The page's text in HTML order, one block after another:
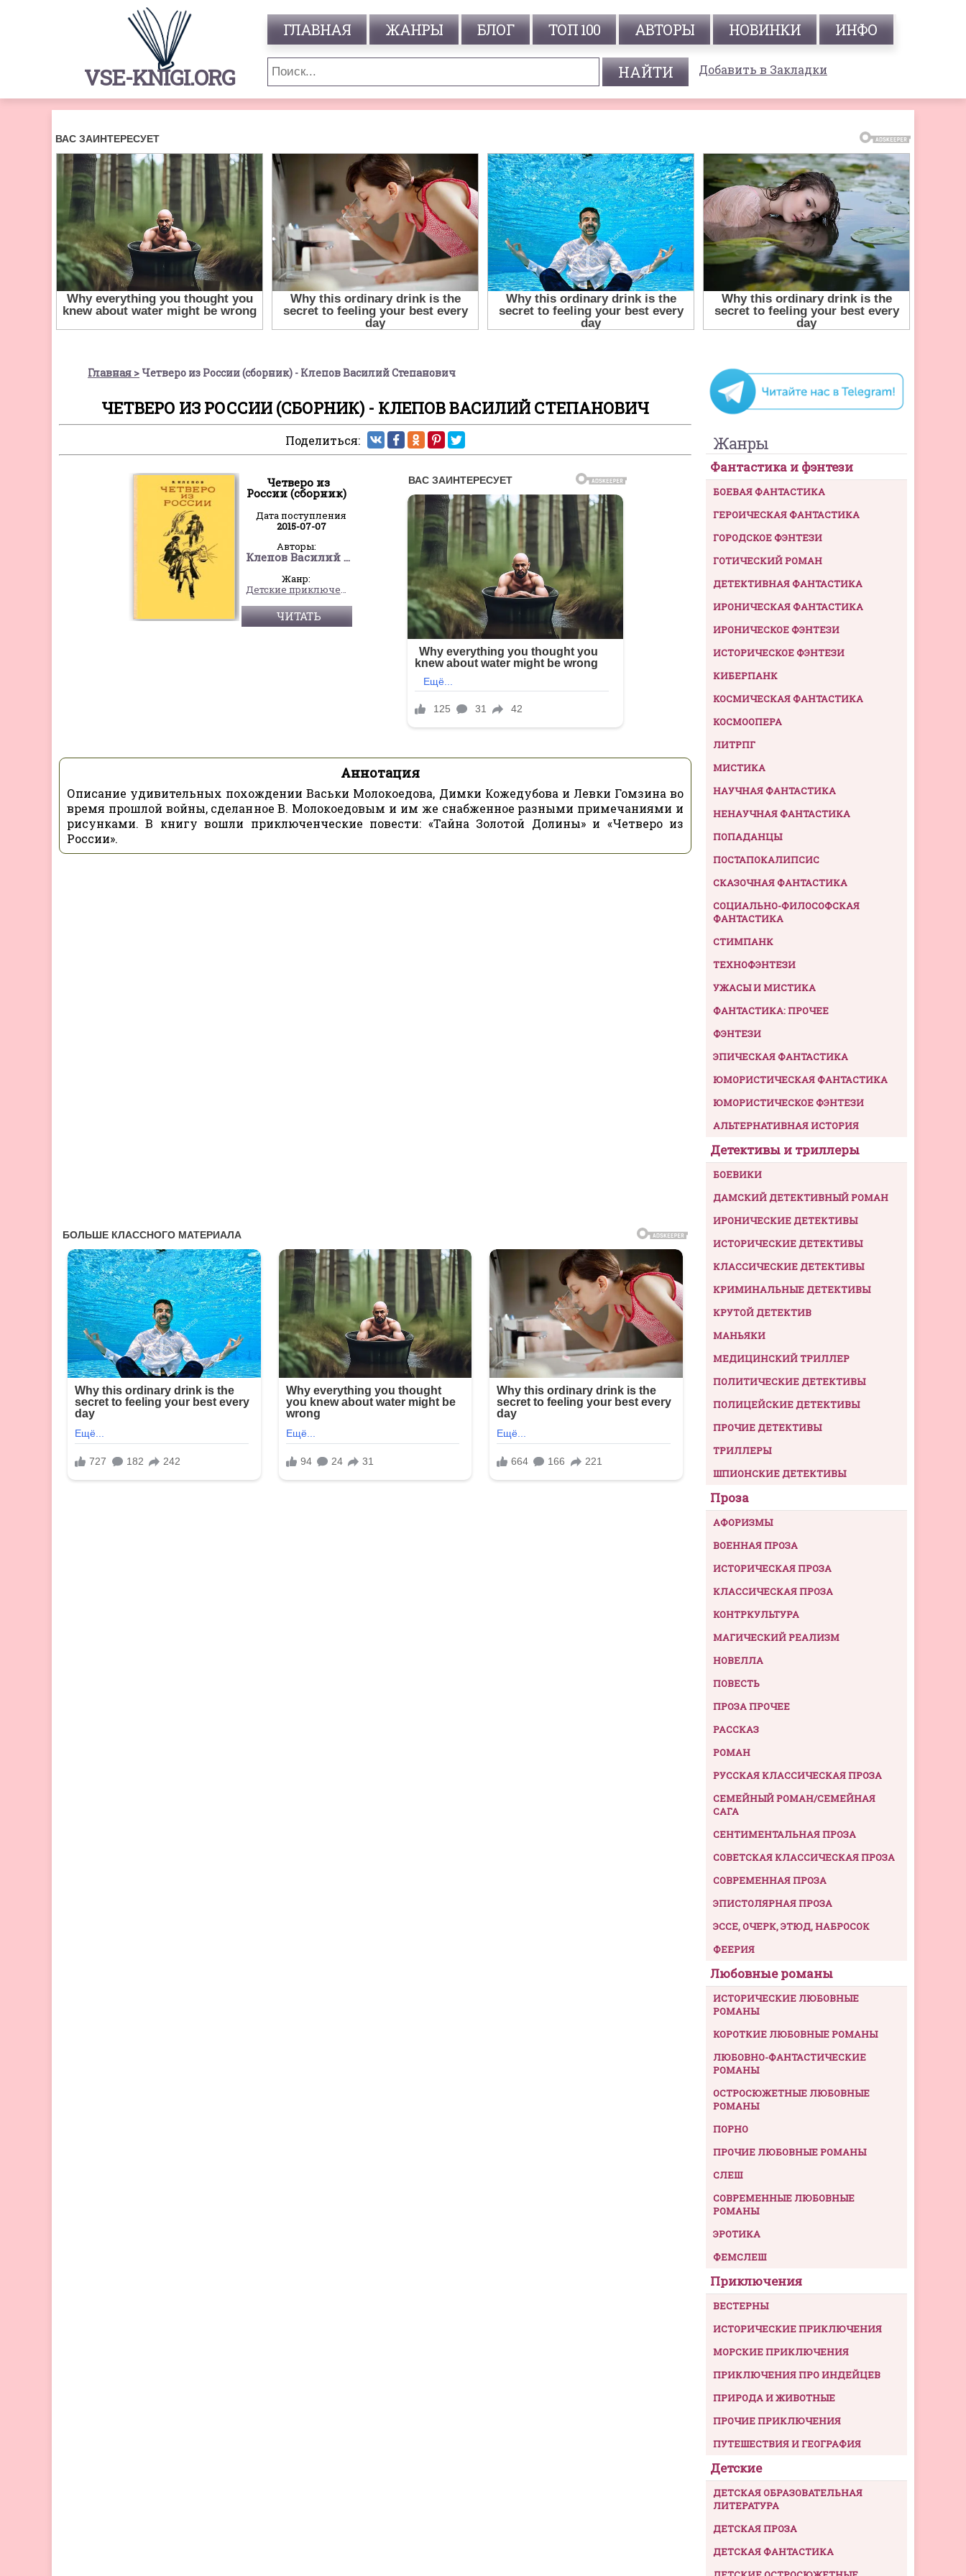
VSE-KNIGI.ORG
ГЛАВНАЯ ЖАНРЫ БЛОГ ТОП 100 АВТОРЫ НОВИНКИ ИНФО
Добавить в Закладки
Главная Четверо из России (сборник) - Клепов Василий Степанович
ЧЕТВЕРО ИЗ РОССИИ (СБОРНИК) - КЛЕПОВ ВАСИЛИЙ СТЕПАНОВИЧ
Поделиться:
Четверо из
России (сборник)
Дата поступления
2015-07-07
Авторы:
Клепов Василий Степанович
Жанр:
Детские приключения
ЧИТАТЬ
Аннотация
Описание удивительных похождении Васьки Молокоедова, Димки Кожедубова и Левки Гомзина во
время прошлой войны, сделанное В. Молокоедовым и им же снабженное разными примечаниями и
рисунками. В книгу вошли приключенческие повести: «Тайна Золотой Долины» и «Четверо из
России».
Жанры
Фантастика и фэнтези
БОЕВАЯ ФАНТАСТИКА
ГЕРОИЧЕСКАЯ ФАНТАСТИКА
ГОРОДСКОЕ ФЭНТЕЗИ
ГОТИЧЕСКИЙ РОМАН
ДЕТЕКТИВНАЯ ФАНТАСТИКА
ИРОНИЧЕСКАЯ ФАНТАСТИКА
ИРОНИЧЕСКОЕ ФЭНТЕЗИ
ИСТОРИЧЕСКОЕ ФЭНТЕЗИ
КИБЕРПАНК
КОСМИЧЕСКАЯ ФАНТАСТИКА
КОСМООПЕРА
ЛИТРПГ
МИСТИКА
НАУЧНАЯ ФАНТАСТИКА
НЕНАУЧНАЯ ФАНТАСТИКА
ПОПАДАНЦЫ
ПОСТАПОКАЛИПСИС
СКАЗОЧНАЯ ФАНТАСТИКА
СОЦИАЛЬНО-ФИЛОСОФСКАЯ
ФАНТАСТИКА
СТИМПАНК
ТЕХНОФЭНТЕЗИ
УЖАСЫ И МИСТИКА
ФАНТАСТИКА: ПРОЧЕЕ
ФЭНТЕЗИ
ЭПИЧЕСКАЯ ФАНТАСТИКА
ЮМОРИСТИЧЕСКАЯ ФАНТАСТИКА
ЮМОРИСТИЧЕСКОЕ ФЭНТЕЗИ
АЛЬТЕРНАТИВНАЯ ИСТОРИЯ
Детективы и триллеры
БОЕВИКИ
ДАМСКИЙ ДЕТЕКТИВНЫЙ РОМАН
ИРОНИЧЕСКИЕ ДЕТЕКТИВЫ
ИСТОРИЧЕСКИЕ ДЕТЕКТИВЫ
КЛАССИЧЕСКИЕ ДЕТЕКТИВЫ
КРИМИНАЛЬНЫЕ ДЕТЕКТИВЫ
КРУТОЙ ДЕТЕКТИВ
МАНЬЯКИ
МЕДИЦИНСКИЙ ТРИЛЛЕР
ПОЛИТИЧЕСКИЕ ДЕТЕКТИВЫ
ПОЛИЦЕЙСКИЕ ДЕТЕКТИВЫ
ПРОЧИЕ ДЕТЕКТИВЫ
ТРИЛЛЕРЫ
ШПИОНСКИЕ ДЕТЕКТИВЫ
Проза
АФОРИЗМЫ
ВОЕННАЯ ПРОЗА
ИСТОРИЧЕСКАЯ ПРОЗА
КЛАССИЧЕСКАЯ ПРОЗА
КОНТРКУЛЬТУРА
МАГИЧЕСКИЙ РЕАЛИЗМ
НОВЕЛЛА
ПОВЕСТЬ
ПРОЗА ПРОЧЕЕ
РАССКАЗ
РОМАН
РУССКАЯ КЛАССИЧЕСКАЯ ПРОЗА
СЕМЕЙНЫЙ РОМАН/СЕМЕЙНАЯ
САГА
СЕНТИМЕНТАЛЬНАЯ ПРОЗА
СОВЕТСКАЯ КЛАССИЧЕСКАЯ ПРОЗА
СОВРЕМЕННАЯ ПРОЗА
ЭПИСТОЛЯРНАЯ ПРОЗА
ЭССЕ, ОЧЕРК, ЭТЮД, НАБРОСОК
ФЕЕРИЯ
Любовные романы
ИСТОРИЧЕСКИЕ ЛЮБОВНЫЕ
РОМАНЫ
КОРОТКИЕ ЛЮБОВНЫЕ РОМАНЫ
ЛЮБОВНО-ФАНТАСТИЧЕСКИЕ
РОМАНЫ
ОСТРОСЮЖЕТНЫЕ ЛЮБОВНЫЕ
РОМАНЫ
ПОРНО
ПРОЧИЕ ЛЮБОВНЫЕ РОМАНЫ
СЛЕШ
СОВРЕМЕННЫЕ ЛЮБОВНЫЕ
РОМАНЫ
ЭРОТИКА
ФЕМСЛЕШ
Приключения
ВЕСТЕРНЫ
ИСТОРИЧЕСКИЕ ПРИКЛЮЧЕНИЯ
МОРСКИЕ ПРИКЛЮЧЕНИЯ
ПРИКЛЮЧЕНИЯ ПРО ИНДЕЙЦЕВ
ПРИРОДА И ЖИВОТНЫЕ
ПРОЧИЕ ПРИКЛЮЧЕНИЯ
ПУТЕШЕСТВИЯ И ГЕОГРАФИЯ
Детские
ДЕТСКАЯ ОБРАЗОВАТЕЛЬНАЯ
ЛИТЕРАТУРА
ДЕТСКАЯ ПРОЗА
ДЕТСКАЯ ФАНТАСТИКА